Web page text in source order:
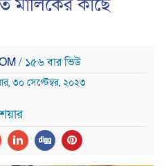
মালিকের কাছে
/ ১৫৬ বার ভিউ
৩০ সেপ্টেম্বর, ২০২৩